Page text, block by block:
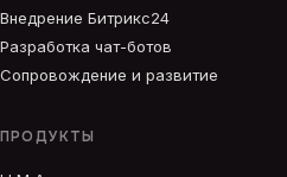
Внедрение Битрикс24
Разработка чат-ботов
Сопровождение и развитие
ПРОДУКТЫ